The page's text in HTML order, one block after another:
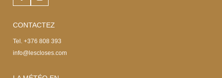
CONTACTEZ
Tel. +376 808 393
info@lescloses.com